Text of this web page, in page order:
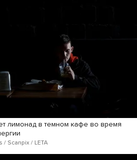
лимонад в темном кафе во время
/ Scanpix / LETA